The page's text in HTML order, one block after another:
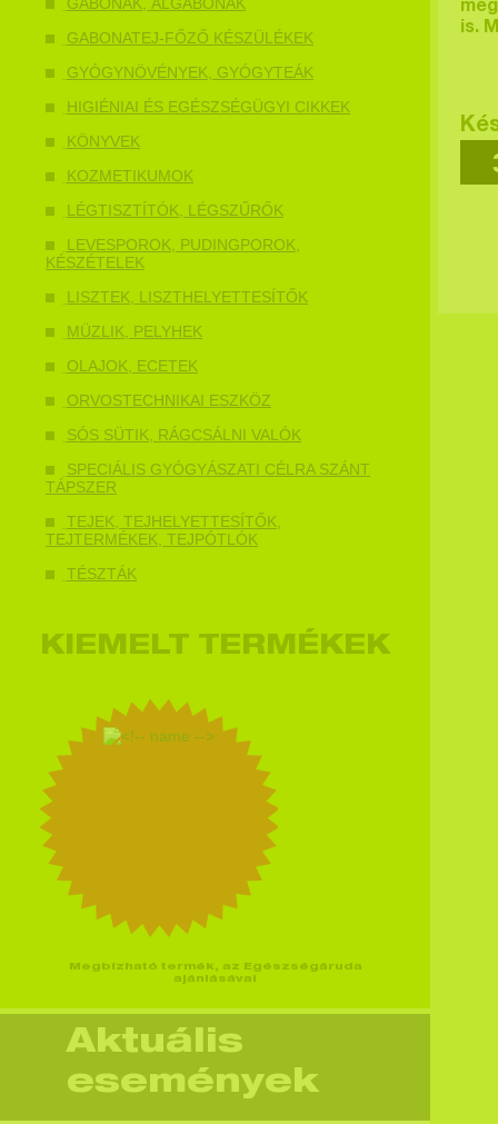
GABONATEJ-FŐZŐ KÉSZÜLÉKEK
GYÓGYNÖVÉNYEK, GYÓGYTEÁK
HIGIÉNIAI ÉS EGÉSZSÉGÜGYI CIKKEK
KÖNYVEK
KOZMETIKUMOK
LÉGTISZTÍTÓK, LÉGSZŰRŐK
LEVESPOROK, PUDINGPOROK,
KÉSZÉTELEK
LISZTEK, LISZTHELYETTESÍTŐK
MÜZLIK, PELYHEK
OLAJOK, ECETEK
ORVOSTECHNIKAI ESZKÖZ
SÓS SÜTIK, RÁGCSÁLNI VALÓK
SPECIÁLIS GYÓGYÁSZATI CÉLRA SZÁNT
TÁPSZER
TEJEK, TEJHELYETTESÍTŐK,
TEJTERMÉKEK, TEJPÓTLÓK
TÉSZTÁK
KIEMELT TERMÉKEK
Megbízható termék, az Egészségáruda
ajánlásával
Aktuális
események
is.